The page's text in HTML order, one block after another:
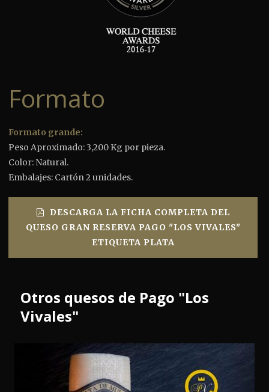
Formato
Formato grande:
Peso Aproximado: 3,200 Kg por pieza.
Color: Natural.
Embalajes: Cartón 2 unidades.
DESCARGA LA FICHA COMPLETA DEL
QUESO GRAN RESERVA PAGO "LOS VIVALES"
ETIQUETA PLATA
Otros quesos de Pago "Los
Vivales"